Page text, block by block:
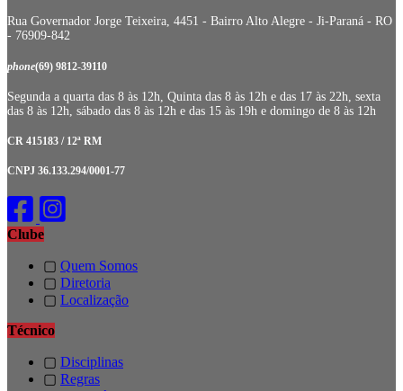
Rua Governador Jorge Teixeira, 4451 - Bairro Alto Alegre - Ji-Paraná - RO
- 76909-842
phone(69) 9812-39110
Segunda a quarta das 8 às 12h, Quinta das 8 às 12h e das 17 às 22h, sexta
das 8 às 12h, sábado das 8 às 12h e das 15 às 19h e domingo de 8 às 12h
CR 415183 / 12ª RM
CNPJ 36.133.294/0001-77
Clube
▢ Quem Somos
▢ Diretoria
▢ Localização
Técnico
▢ Disciplinas
▢ Regras